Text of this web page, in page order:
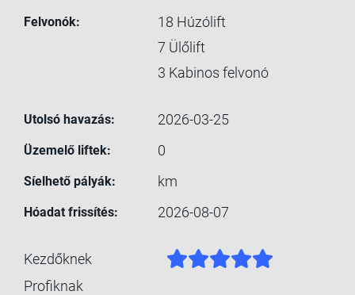
Felvonók: 18 Húzólift
7 Ülőlift
3 Kabinos felvonó
Utolsó havazás: 2026-03-25
Üzemelő liftek: 0
Síelhető pályák: km
Hóadat frissítés: 2026-08-07
Kezdőknek
Profiknak